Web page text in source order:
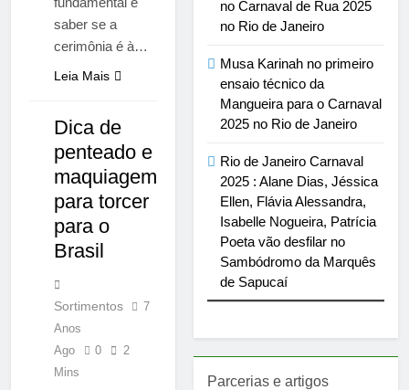
saber se a
cerimônia é à…
Leia Mais
NOTÍCIAS
Dica de
penteado e
maquiagem
para torcer
para o
Brasil
Sortimentos
7
Anos
Ago
0
2
Mins
no Carnaval de Rua 2025
no Rio de Janeiro
Musa Karinah no primeiro
ensaio técnico da
Mangueira para o Carnaval
2025 no Rio de Janeiro
Rio de Janeiro Carnaval
2025 : Alane Dias, Jéssica
Ellen, Flávia Alessandra,
Isabelle Nogueira, Patrícia
Poeta vão desfilar no
Sambódromo da Marquês
de Sapucaí
Parcerias e artigos